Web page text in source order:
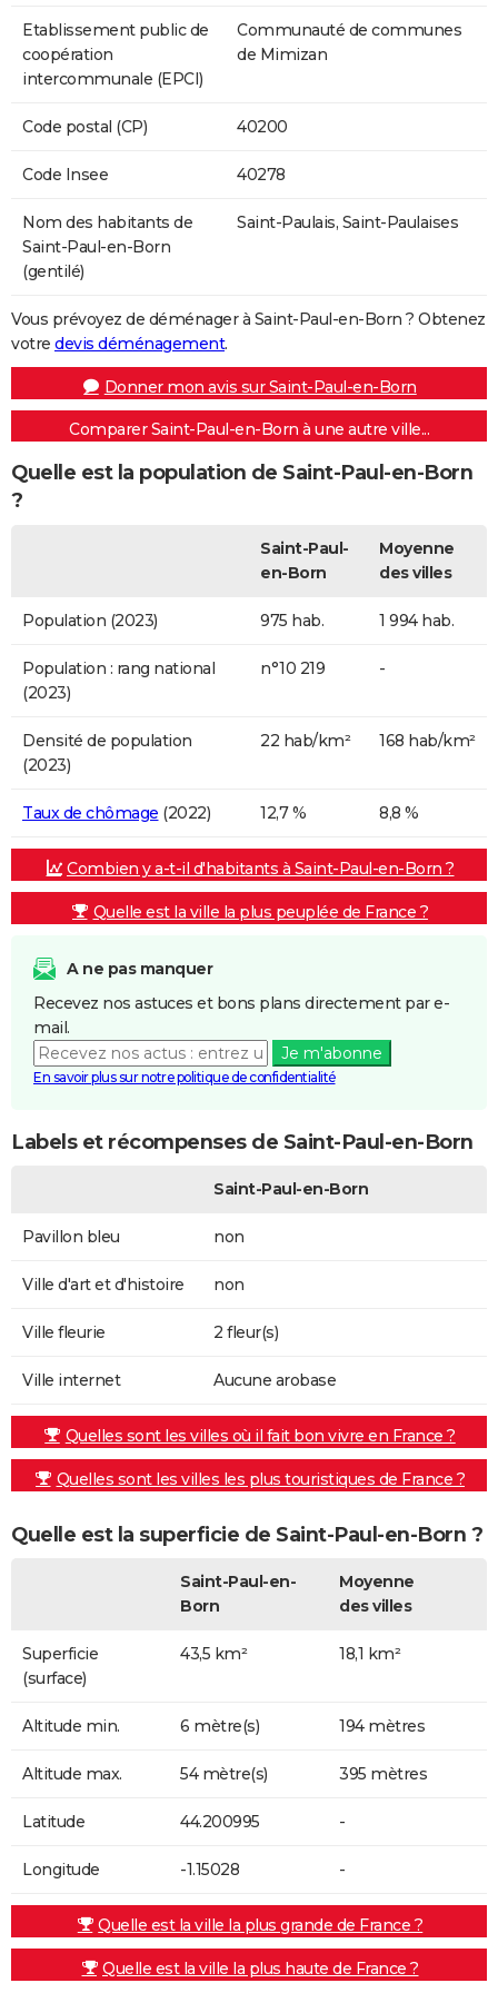
Etablissement public de
coopération
intercommunale (EPCI)
Communauté de communes
de Mimizan
Code postal (CP) 40200
Code Insee 40278
Nom des habitants de
Saint-Paul-en-Born
(gentilé)
Saint-Paulais, Saint-Paulaises
Vous prévoyez de déménager à Saint-Paul-en-Born ? Obtenez
votre devis déménagement.
Donner mon avis sur Saint-Paul-en-Born
Comparer Saint-Paul-en-Born à une autre ville...
Quelle est la population de Saint-Paul-en-Born
?
Saint-Paul-
en-Born
Moyenne
des villes
Population (2023) 975 hab. 1 994 hab.
Population : rang national
(2023)
n°10 219 -
Densité de population
(2023)
22 hab/km² 168 hab/km²
Taux de chômage (2022) 12,7 % 8,8 %
Combien y a-t-il d'habitants à Saint-Paul-en-Born ?
Quelle est la ville la plus peuplée de France ?
A ne pas manquer
Recevez nos astuces et bons plans directement par e-
mail.
Je m'abonne
En savoir plus sur notre politique de confidentialité
Labels et récompenses de Saint-Paul-en-Born
Saint-Paul-en-Born
Pavillon bleu non
Ville d'art et d'histoire non
Ville fleurie 2 fleur(s)
Ville internet Aucune arobase
Quelles sont les villes où il fait bon vivre en France ?
Quelles sont les villes les plus touristiques de France ?
Quelle est la superficie de Saint-Paul-en-Born ?
Saint-Paul-en-
Born
Moyenne
des villes
Superficie
(surface)
43,5 km² 18,1 km²
Altitude min. 6 mètre(s) 194 mètres
Altitude max. 54 mètre(s) 395 mètres
Latitude 44.200995 -
Longitude -1.15028 -
Quelle est la ville la plus grande de France ?
Quelle est la ville la plus haute de France ?